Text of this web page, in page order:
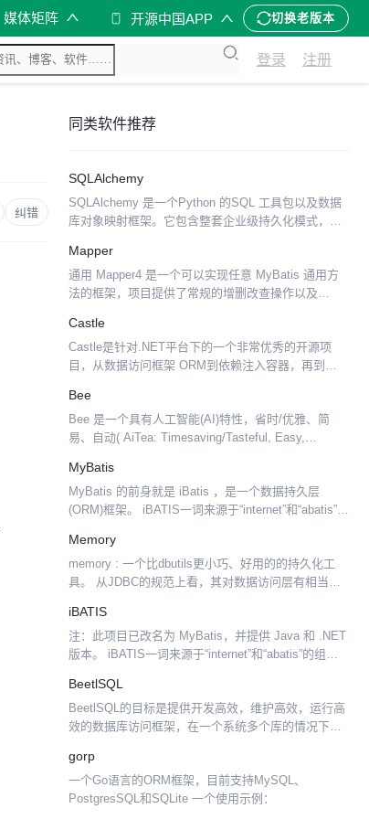
媒体矩阵 开源中国APP 切换老版本
登录 注册
纠错
同类软件推荐
SQLAlchemy
SQLAlchemy 是一个Python 的SQL 工具包以及数据
库对象映射框架。它包含整套企业级持久化模式，专
Mapper
通用 Mapper4 是一个可以实现任意 MyBatis 通用方
法的框架，项目提供了常规的增删改查操作以及
MyBatis 使用中 90%...
Castle
Castle是针对.NET平台下的一个非常优秀的开源项
目，从数据访问框架 ORM到依赖注入容器，再到
程中的所有东西，为我们快速的构建企业级的应用程
序提...
Bee
Bee 是一个具有人工智能(AI)特性，省时/优雅、简
易、自动( AiTea: Timesaving/Tasteful, Easy,
思...
MyBatis
MyBatis 的前身就是 iBatis ，是一个数据持久层
(ORM)框架。 iBATIS一词来源于“internet”和“abatis”的
持久...
Memory
memory : 一个比dbutils更小巧、好用的的持久化工
具。 从JDBC的规范上看，其对数据访问层有相当简
(statement)、3结果集(r...
iBATIS
注：此项目已改名为 MyBatis，并提供 Java 和 .NET
版本。 iBATIS一词来源于“internet”和“abatis”的组
BeetlSQL
BeetlSQL的目标是提供开发高效，维护高效，运行高
效的数据库访问框架，在一个系统多个库的情况下，
据库：MySQL (包括支持MySQL协议的各种数据...
gorp
一个Go语言的ORM框架，目前支持MySQL、
PostgresSQL和SQLite 一个使用示例：